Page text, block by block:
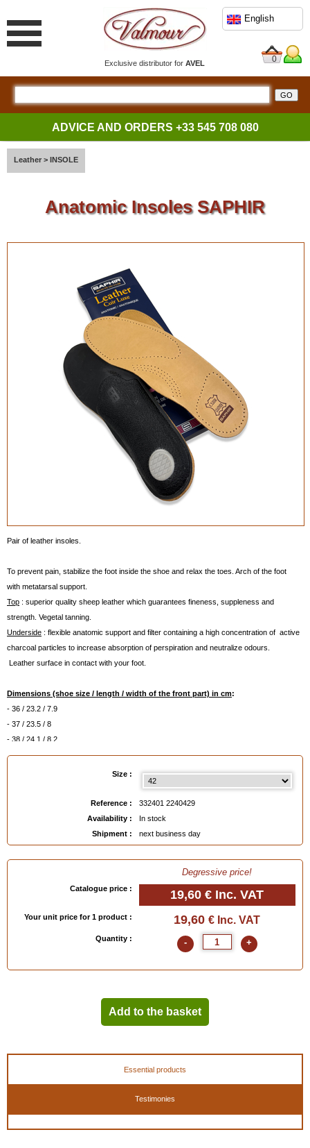
Exclusive distributor forAVEL
English
0
ADVICE AND ORDERS +33 545 708 080
Leather > INSOLE
Anatomic Insoles SAPHIR
Pair of leather insoles.
To prevent pain, stabilize the foot inside the shoe and relax the toes. Arch of the foot
with metatarsal support.
Top : superior quality sheep leather which guarantees fineness, suppleness and
strength. Vegetal tanning.
Underside : flexible anatomic support and filter containing a high concentration of active
charcoal particles to increase absorption of perspiration and neutralize odours.
Leather surface in contact with your foot.
Dimensions (shoe size / length / width of the front part) in cm:
- 36 / 23.2 / 7.9
- 37 / 23.5 / 8
- 38 / 24.1 / 8.2
- 39 / 24.8 / 7.8
- 45 / 28.9 / 9.5
- 46 / 29.5 / 9.7m
3324012240429
Size :
Reference :
332401 2240429
Availability :
In stock
Shipment :
next business day
Degressive price!
Catalogue price : 19,60 € Inc. VAT
Your unit price for 1 product : 19,60 € Inc. VAT
Quantity : - +
Add to the basket
Essential products
Testimonies